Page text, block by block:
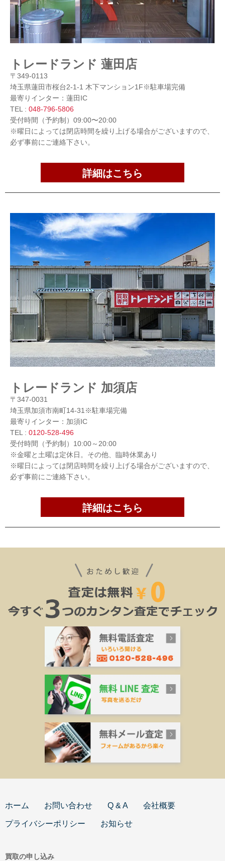
トレードランド 蓮田店
〒349-0113
埼玉県蓮田市桜台2-1-1 木下マンション1F※駐車場完備
最寄りインター：蓮田IC
TEL : 048-796-5806
受付時間（予約制）09:00〜20:00
※曜日によっては閉店時間を繰り上げる場合がございますので、
必ず事前にご連絡下さい。
詳細はこちら
トレードランド 加須店
〒347-0031
埼玉県加須市南町14-31※駐車場完備
最寄りインター：加須IC
TEL : 0120-528-496
受付時間（予約制）10:00～20:00
※金曜と土曜は定休日。その他、臨時休業あり
※曜日によっては閉店時間を繰り上げる場合がございますので、
必ず事前にご連絡下さい。
詳細はこちら
ホーム お問い合わせ Q & A 会社概要
プライバシーポリシー お知らせ
買取の申し込み